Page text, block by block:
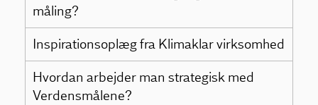
måling?
Inspirationsoplæg fra Klimaklar virksomhed
Hvordan arbejder man strategisk med
Verdensmålene?